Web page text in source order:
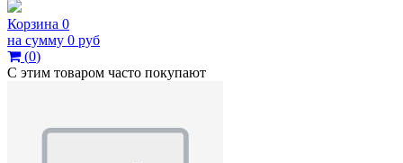
Корзина 0
на сумму 0 руб
(0)
С этим товаром часто покупают